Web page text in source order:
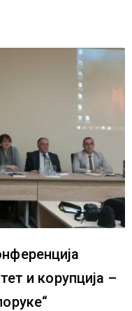
и корупција –